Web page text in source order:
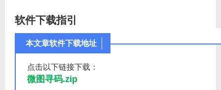
软件下载指引
本文章软件下载地址
点击以下链接下载：
微图寻码.zip